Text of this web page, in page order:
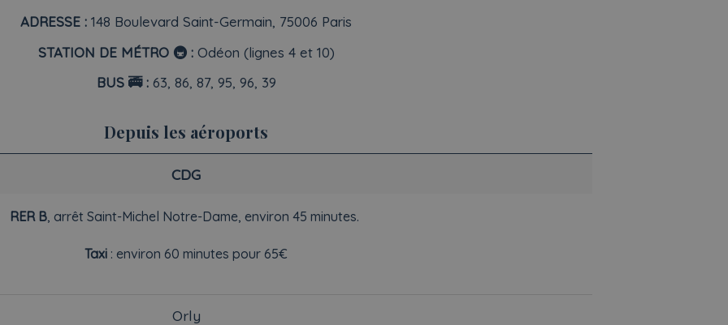
ADRESSE : 148 Boulevard Saint-Germain, 75006 Paris
STATION DE MÉTRO 🚇 : Odéon (lignes 4 et 10)
BUS 🚎 : 63, 86, 87, 95, 96, 39
Depuis les aéroports
CDG
RER B, arrêt Saint-Michel Notre-Dame, environ 45 minutes.
Taxi : environ 60 minutes pour 65€
Orly